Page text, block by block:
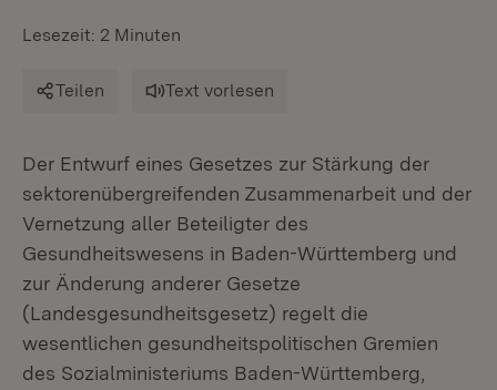
Lesezeit: 2 Minuten
Teilen Text vorlesen
Der Entwurf eines Gesetzes zur Stärkung der
sektorenübergreifenden Zusammenarbeit und der
Vernetzung aller Beteiligter des
Gesundheitswesens in Baden-Württemberg und
zur Änderung anderer Gesetze
(Landesgesundheitsgesetz) regelt die
wesentlichen gesundheitspolitischen Gremien
des Sozialministeriums Baden-Württemberg,